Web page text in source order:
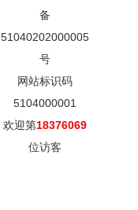
备
51040202000005
号
网站标识码
5104000001
欢迎第18376069
位访客